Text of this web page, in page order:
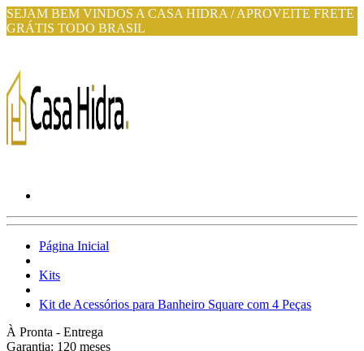
SEJAM BEM VINDOS A CASA HIDRA / APROVEITE FRETE
GRÁTIS TODO BRASIL
Página Inicial
Kits
Kit de Acessórios para Banheiro Square com 4 Peças
À Pronta - Entrega
Garantia: 120 meses